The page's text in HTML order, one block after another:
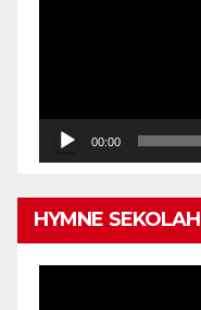
00:00
HYMNE SEKOLAH